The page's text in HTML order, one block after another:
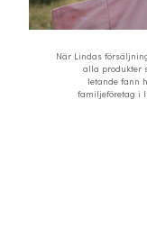
När Lindas
alla produkter
letande fann
familjeföretag i